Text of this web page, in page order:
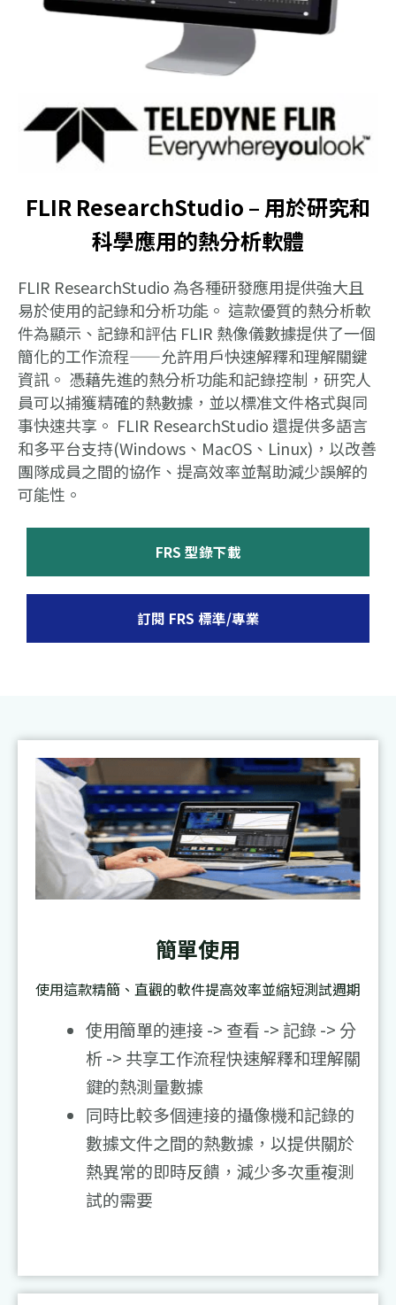
FLIR ResearchStudio – 用於研究和
科學應用的熱分析軟體
FLIR ResearchStudio 為各種研發應用提供強大且
易於使用的記錄和分析功能。 這款優質的熱分析軟
件為顯示、記錄和評估 FLIR 熱像儀數據提供了一個
簡化的工作流程——允許用戶快速解釋和理解關鍵
資訊。 憑藉先進的熱分析功能和記錄控制，研究人
員可以捕獲精確的熱數據，並以標准文件格式與同
事快速共享。 FLIR ResearchStudio 還提供多語言
和多平台支持(Windows、MacOS、Linux)，以改善
團隊成員之間的協作、提高效率並幫助減少誤解的
可能性。
FRS 型錄下載
訂閱 FRS 標準/專業
簡單使用
使用這款精簡、直觀的軟件提高效率並縮短測試週期
使用簡單的連接 -> 查看 -> 記錄 -> 分
析 -> 共享工作流程快速解釋和理解關
鍵的熱測量數據
同時比較多個連接的攝像機和記錄的
數據文件之間的熱數據，以提供關於
熱異常的即時反饋，減少多次重複測
試的需要